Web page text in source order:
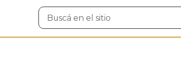
Buscar
en